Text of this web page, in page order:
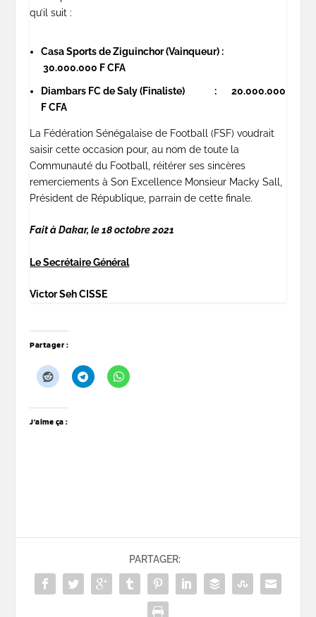
qu’il suit :
Casa Sports de Ziguinchor (Vainqueur) :
30.000.000 F CFA
Diambars FC de Saly (Finaliste) : 20.000.000
F CFA
La Fédération Sénégalaise de Football (FSF) voudrait
saisir cette occasion pour, au nom de toute la
Communauté du Football, réitérer ses sincères
remerciements à Son Excellence Monsieur Macky Sall,
Président de République, parrain de cette finale.
Fait à Dakar, le 18 octobre 2021
Le Secrétaire Général
Victor Seh CISSE
Partager :
J’aime ça :
PARTAGER: